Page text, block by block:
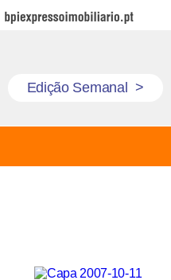
BPI Expresso Imobiliário
Edição Semanal >